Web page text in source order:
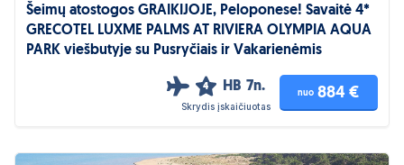
Šeimų atostogos GRAIKIJOJE, Peloponese! Savaitė 4*
GRECOTEL LUXME PALMS AT RIVIERA OLYMPIA AQUA
PARK viešbutyje su Pusryčiais ir Vakarienėmis
4 HB 7n.
Skrydis įskaičiuotas
nuo 884 €